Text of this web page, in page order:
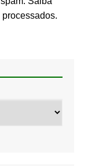
processados.